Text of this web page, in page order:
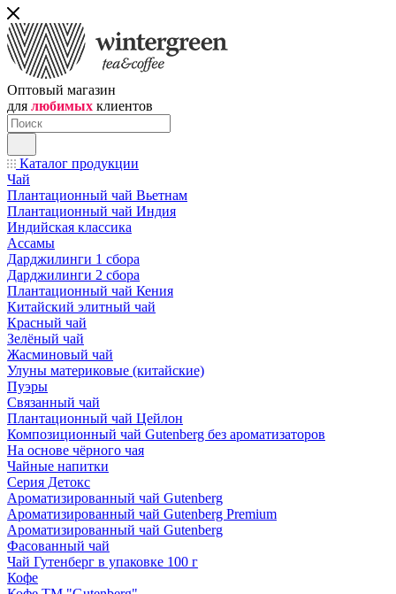
Оптовый магазин
для любимых клиентов
Каталог продукции
Чай
Плантационный чай Вьетнам
Плантационный чай Индия
Индийская классика
Ассамы
Дарджилинги 1 сбора
Дарджилинги 2 сбора
Плантационный чай Кения
Китайский элитный чай
Красный чай
Зелёный чай
Жасминовый чай
Улуны материковые (китайские)
Пуэры
Связанный чай
Плантационный чай Цейлон
Композиционный чай Gutenberg без ароматизаторов
На основе чёрного чая
Чайные напитки
Серия Детокс
Ароматизированный чай Gutenberg
Ароматизированный чай Gutenberg Premium
Ароматизированный чай Gutenberg
Фасованный чай
Чай Гутенберг в упаковке 100 г
Кофе